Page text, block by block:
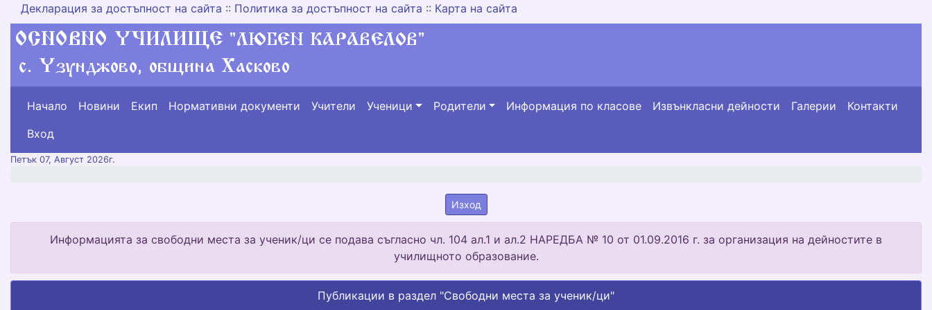
Декларация за достъпност на сайта :: Политика за достъпност на сайта :: Карта на сайта
меню горно
Начало Новини Екип Нормативни документи Учители Ученици Родители Информация по класове Извънкласни дейности Галерии
Контакти
Вход
Петък 07, Август 2026г.
Изход
Информацията за свободни места за ученик/ци се подава съгласно чл. 104 ал.1 и ал.2 НАРЕДБА № 10 от 01.09.2016 г. за организация на дейностите в
училищното образование.
Публикации в раздел "Свободни места за ученик/ци"